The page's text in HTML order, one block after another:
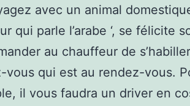
avec un animal
qui parle l’arabe ‘, se félicite
au chauffeur de
vous qui est au rendez-vous.
il vous faudra un driver en